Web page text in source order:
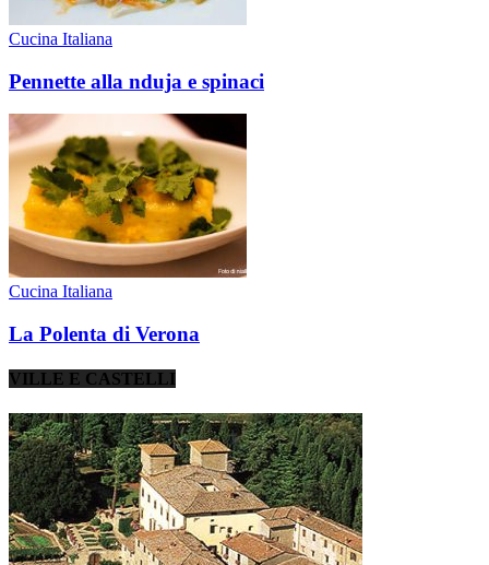
Cucina Italiana
Pennette alla nduja e spinaci
Cucina Italiana
La Polenta di Verona
VILLE E CASTELLI